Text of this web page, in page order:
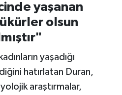
yaşanan
olsun
yaşadığı
hatırlatan Duran,
araştırmalar,